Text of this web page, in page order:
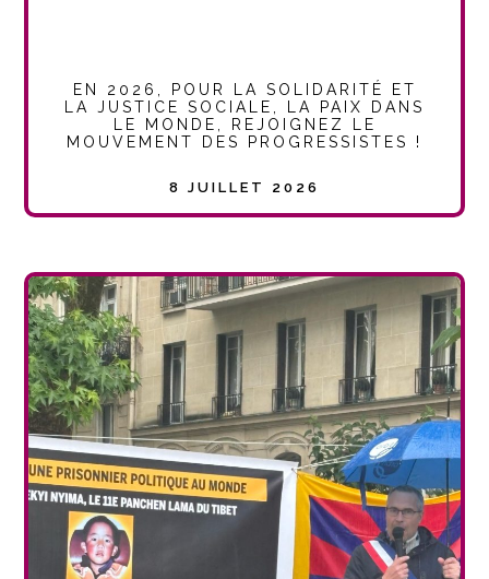
EN 2026, POUR LA SOLIDARITÉ ET
LA JUSTICE SOCIALE, LA PAIX DANS
LE MONDE, REJOIGNEZ LE
MOUVEMENT DES PROGRESSISTES !
8 JUILLET 2026